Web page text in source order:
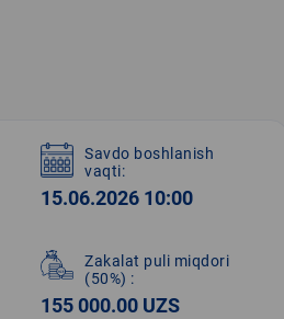
Savdo boshlanish
vaqti:
15.06.2026 10:00
Zakalat puli miqdori
(50%) :
155 000.00 UZS